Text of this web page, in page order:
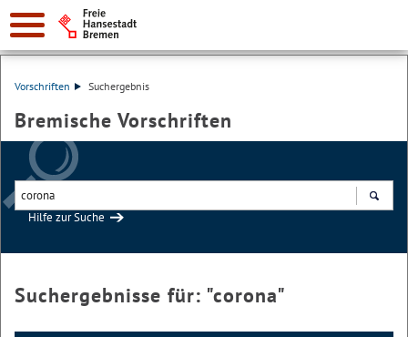
Vorschriften Suchergebnis
Bremische Vorschriften
Hilfe zur Suche
Suchergebnisse für: "corona"